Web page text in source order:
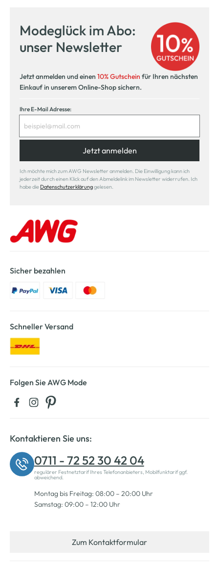
Modeglück im Abo:
unser Newsletter
Jetzt anmelden und einen 10% Gutschein für Ihren nächsten
Einkauf in unserem Online-Shop sichern.
Ihre E-Mail Adresse:
Jetzt anmelden
Ich möchte mich zum AWG Newsletter anmelden. Die Einwilligung kann ich
jederzeit durch einen Klick auf den Abmeldelink im Newsletter widerrufen. Ich
habe die Datenschutzerklärunggelesen.
Sicher bezahlen
Schneller Versand
Folgen Sie AWG Mode
Kontaktieren Sie uns:
0711 - 72 52 30 42 04
regulärer Festnetztarif Ihres Telefonanbieters, Mobilfunktarif ggf.
abweichend.
Montag bis Freitag: 08:00 – 20:00 Uhr
Samstag: 09:00 – 12:00 Uhr
Zum Kontaktformular